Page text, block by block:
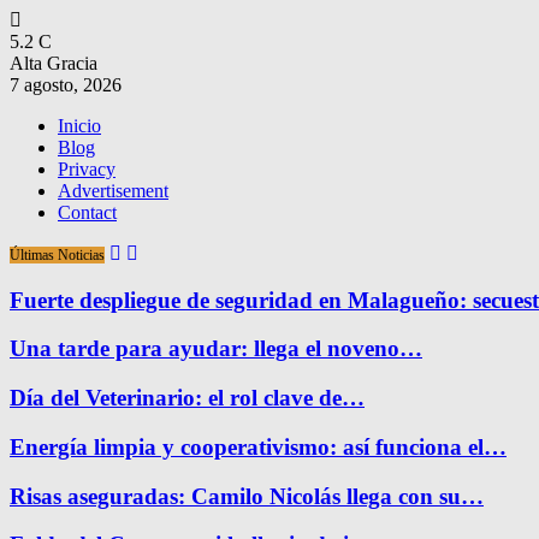
5.2 C
Alta Gracia
7 agosto, 2026
Inicio
Blog
Privacy
Advertisement
Contact
Últimas Noticias
Fuerte despliegue de seguridad en Malagueño:
Una tarde para ayudar: llega el noveno…
Día del Veterinario: el rol clave de…
Energía limpia y cooperativismo: así funciona el…
Risas aseguradas: Camilo Nicolás llega con su…